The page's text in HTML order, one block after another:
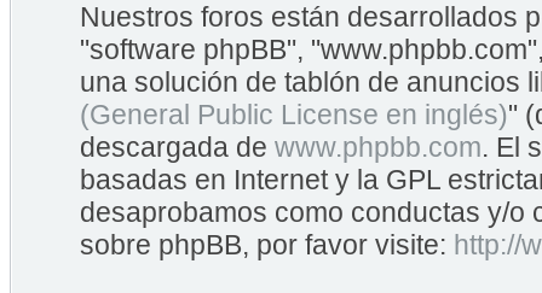
Nuestros foros están desarrollados
"software phpBB",
una solución de tablón de anuncios
(General Public License en inglés)"
descargada de www.phpbb.com. El
basadas en Internet y la GPL
desaprobamos como conductas y/o
sobre phpBB, por favor visite: http://